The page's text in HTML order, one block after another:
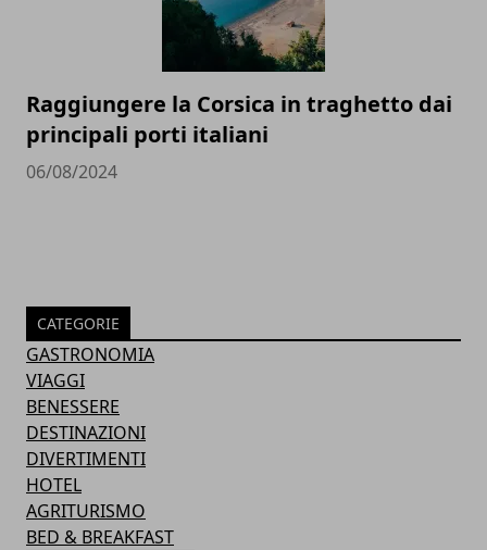
Raggiungere la Corsica in traghetto dai
principali porti italiani
06/08/2024
CATEGORIE
GASTRONOMIA
VIAGGI
BENESSERE
DESTINAZIONI
DIVERTIMENTI
HOTEL
AGRITURISMO
BED & BREAKFAST